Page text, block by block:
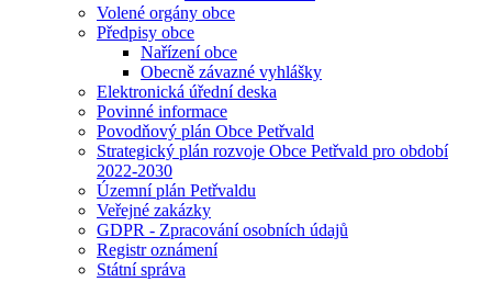
Volené orgány obce
Předpisy obce
Nařízení obce
Obecně závazné vyhlášky
Elektronická úřední deska
Povinné informace
Povodňový plán Obce Petřvald
Strategický plán rozvoje Obce Petřvald pro období
2022-2030
Územní plán Petřvaldu
Veřejné zakázky
GDPR - Zpracování osobních údajů
Registr oznámení
Státní správa